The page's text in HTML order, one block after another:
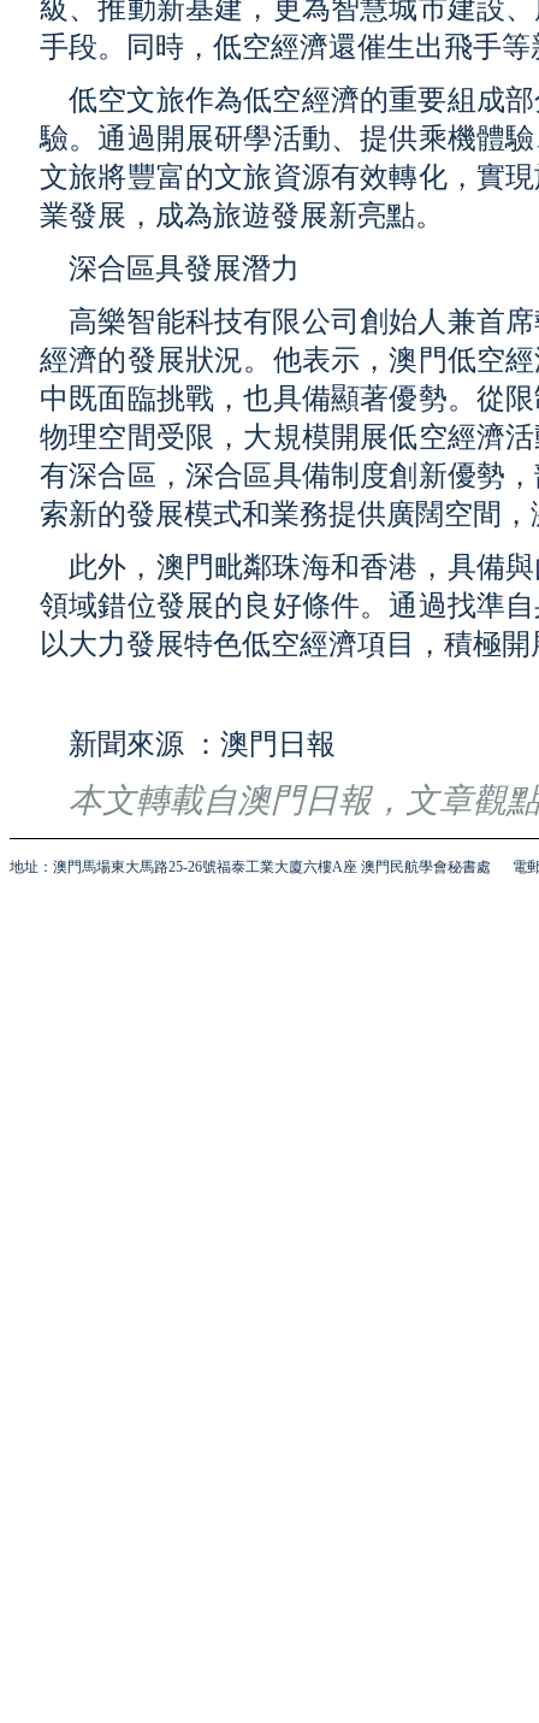
級、推動新基建，更為智慧城市建設
手段。同時，低空經濟還催生出飛手
低空文旅作為低空經濟的重要組成
驗。通過開展研學活動、提供乘機體
文旅將豐富的文旅資源有效轉化，實
業發展，成為旅遊發展新亮點。
深合區具發展潛力
高樂智能科技有限公司創始人兼首
經濟的發展狀況。他表示，澳門低空
中既面臨挑戰，也具備顯著優勢。從
物理空間受限，大規模開展低空經濟
有深合區，深合區具備制度創新優勢
索新的發展模式和業務提供廣闊空間
此外，澳門毗鄰珠海和香港，具備
領域錯位發展的良好條件。通過找準
以大力發展特色低空經濟項目，積極
新聞來源 ：澳門日報
本文轉載自澳門日報，文章觀
地址：澳門馬場東大馬路25-26號福泰工業大廈六樓A座 澳門民航學會秘書處 電